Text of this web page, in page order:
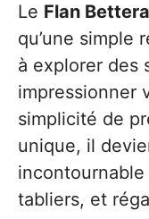
Le Flan
qu’une simple
à explorer des
impressionner
simplicité de
unique, il
tabliers, et